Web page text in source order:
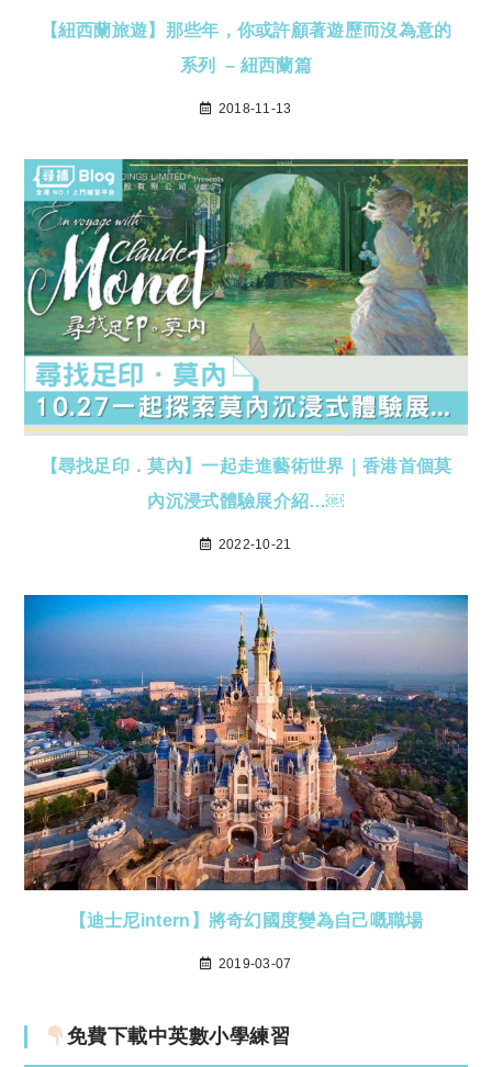
【紐西蘭旅遊】那些年，你或許顧著遊歷而沒為意的
系列 – 紐西蘭篇
2018-11-13
【尋找足印．莫內】一起走進藝術世界｜香港首個莫
內沉浸式體驗展介紹…￼
2022-10-21
【迪士尼intern】將奇幻國度變為自己嘅職場
2019-03-07
免費下載中英數小學練習